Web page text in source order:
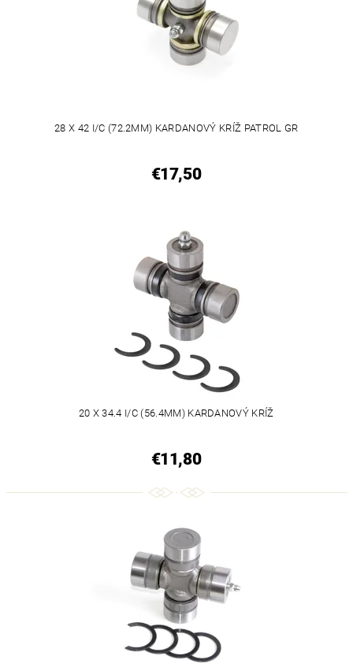
28 X 42 I/C (72.2MM) KARDANOVÝ KRÍŽ PATROL GR
€17,50
20 X 34.4 I/C (56.4MM) KARDANOVÝ KRÍŽ
€11,80